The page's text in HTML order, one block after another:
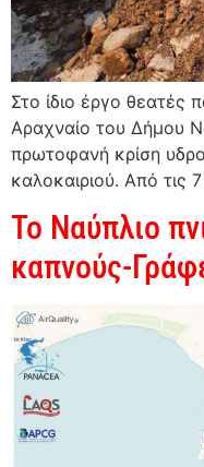
Στο ίδιο έργο θεατές
Αραχναίο του Δήμου
πρωτοφανή κρίση
καλοκαιριού. Από τις
Το Ναύπλιο
καπνούς-